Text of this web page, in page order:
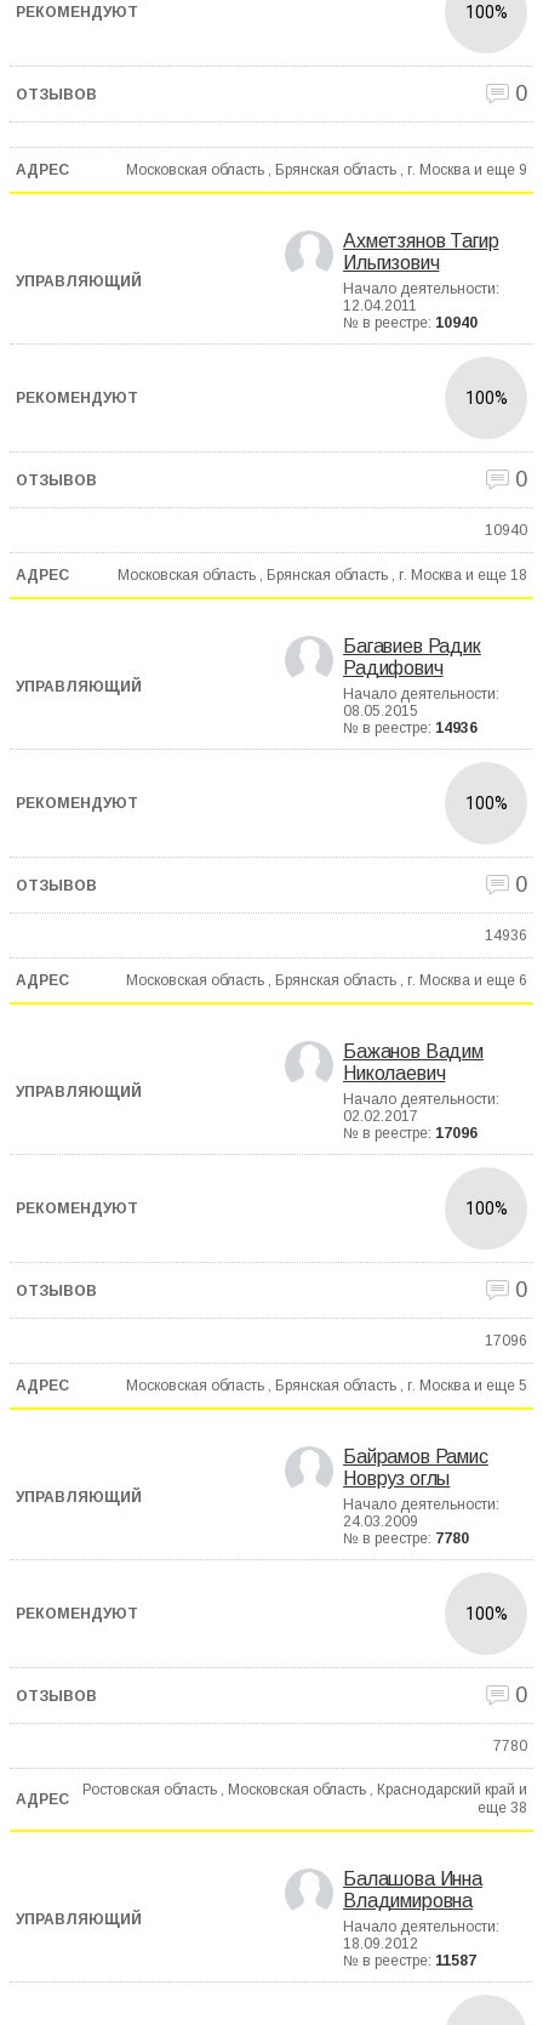
100%
0
Московская область , Брянская область , г. Москва и еще 9
Ахметзянов Тагир
Ильгизович
Начало деятельности:
12.04.2011
№ в реестре: 10940
100%
0
10940
Московская область , Брянская область , г. Москва и еще 18
Багавиев Радик
Радифович
Начало деятельности:
08.05.2015
№ в реестре: 14936
100%
0
14936
Московская область , Брянская область , г. Москва и еще 6
Бажанов Вадим
Николаевич
Начало деятельности:
02.02.2017
№ в реестре: 17096
100%
0
17096
Московская область , Брянская область , г. Москва и еще 5
Байрамов Рамис
Новруз оглы
Начало деятельности:
24.03.2009
№ в реестре: 7780
100%
0
7780
Ростовская область , Московская область , Краснодарский край и
еще 38
Балашова Инна
Владимировна
Начало деятельности:
18.09.2012
№ в реестре: 11587